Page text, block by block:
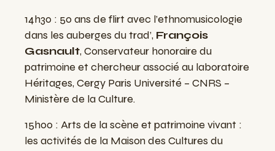
14h30 : 50 ans de flirt avec l’ethnomusicologie
dans les auberges du trad’, François
Gasnault, Conservateur honoraire du
patrimoine et chercheur associé au laboratoire
Héritages, Cergy Paris Université – CNRS –
Ministère de la Culture.
15h00 : Arts de la scène et patrimoine vivant :
les activités de la Maison des Cultures du